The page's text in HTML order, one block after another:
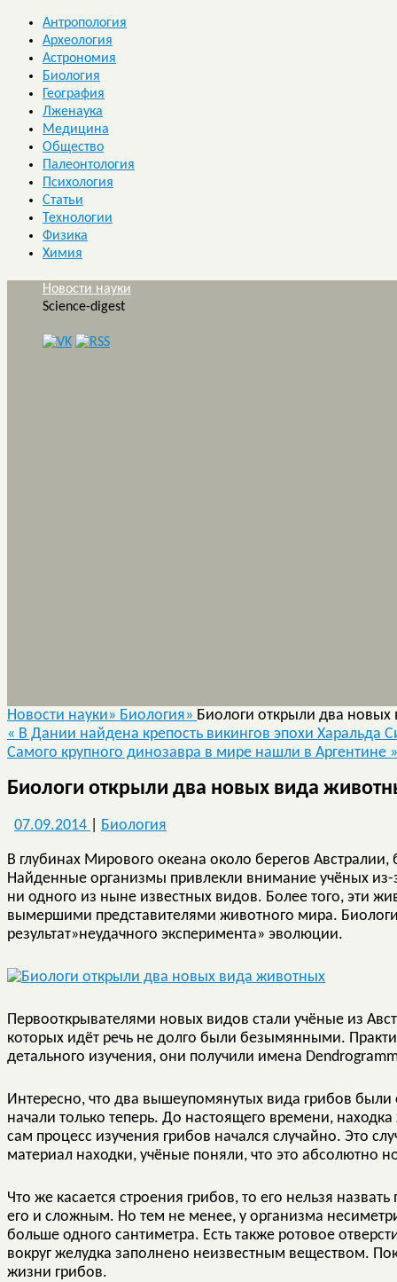
Антропология
Археология
Астрономия
Биология
География
Лженаука
Медицина
Общество
Палеонтология
Психология
Статьи
Технологии
Физика
Химия
Новости науки
Science-digest
Новости науки» Биология» Биологи открыли два
« В Дании найдена крепость викингов эпохи Харальда
Самого крупного динозавра в мире нашли в Аргентине »
Биологи открыли два новых вида
07.09.2014 Биология
В глубинах Мирового океана около берегов
Найденные организмы привлекли внимание учёных из-
ни одного из ныне известных видов. Более того, эти
вымершими представителями животного мира.
результат»неудачного эксперимента» эволюции.
Первооткрывателями новых видов стали учёные из
которых идёт речь не долго были безымянными.
детального изучения, они получили имена
Интересно, что два вышеупомянутых вида грибов
начали только теперь. До настоящего времени,
сам процесс изучения грибов начался случайно. Это
материал находки, учёные поняли, что это абсолютно
Что же касается строения грибов, то его нельзя
его и сложным. Но тем не менее, у организма
больше одного сантиметра. Есть также ротовое
вокруг желудка заполнено неизвестным веществом.
жизни грибов.